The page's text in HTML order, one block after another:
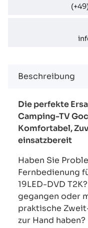
Beschreibung
Die perfekte
Camping-TV
Komfortabel,
einsatzbereit
Haben Sie
Fernbedienung
19LED-DVD
gegangen oder
praktische
zur Hand haben?